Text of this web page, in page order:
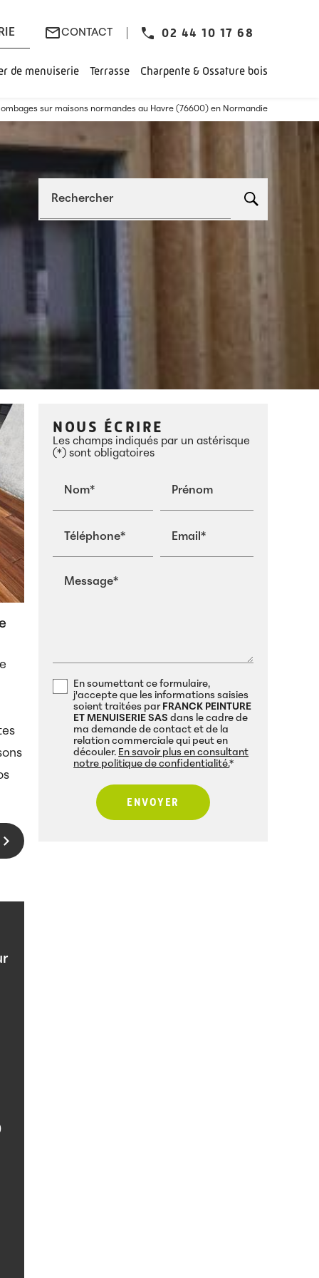
mail_outlineCONTACT 02 44 10 17 68
de menuiserie Terrasse Charpente & Ossature bois
sur maisons normandes au Havre (76600) en Normandie
Rechercher
NOUS ÉCRIRE
Les champs indiqués par un astérisque
(*) sont obligatoires
Nom* Prénom
Téléphone* Email*
Message*
En soumettant ce formulaire,
j'accepte que les informations saisies
soient traitées par FRANCK PEINTURE
ET MENUISERIE SAS dans le cadre de
ma demande de contact et de la
relation commerciale qui peut en
découler. En savoir plus en consultant
notre politique de confidentialité.*